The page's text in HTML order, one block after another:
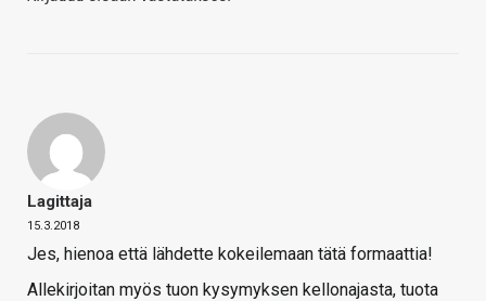
Lagittaja
15.3.2018
Jes, hienoa että lähdette kokeilemaan tätä formaattia!
Allekirjoitan myös tuon kysymyksen kellonajasta, tuota